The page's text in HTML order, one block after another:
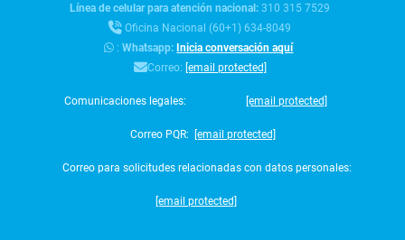
Línea de celular para atención nacional:310 315 7529
Oficina Nacional (60+1) 634-8049
:Whatsapp:Inicia conversación aquí
Correo: [email protected]
Comunicaciones legales: [email protected]
Correo PQR: [email protected]
Correo para solicitudes relacionadas con datos personales:
[email protected]